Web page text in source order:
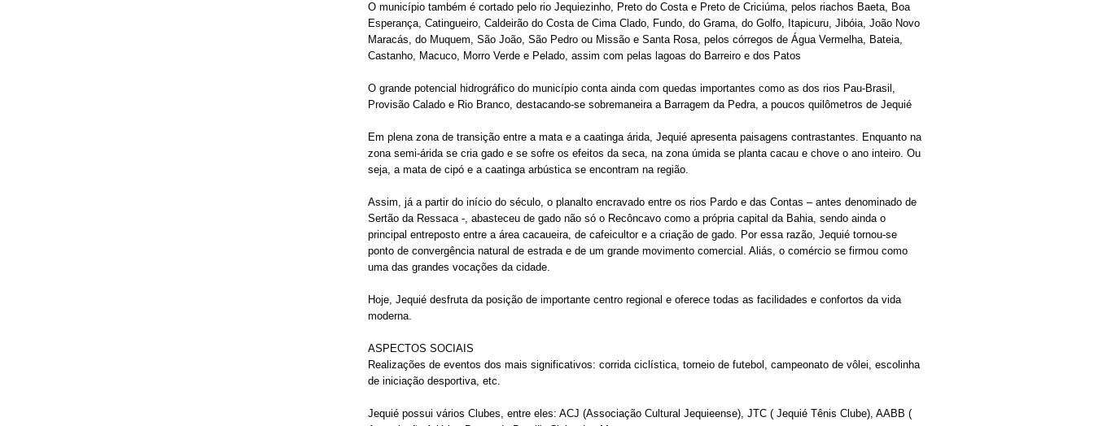
O município também é cortado pelo rio Jequiezinho, Preto do Costa e Preto de Criciúma, pelos riachos Baeta, Boa
Esperança, Catingueiro, Caldeirão do Costa de Cima Clado, Fundo, do Grama, do Golfo, Itapicuru, Jibóia, João Novo
Maracás, do Muquem, São João, São Pedro ou Missão e Santa Rosa, pelos córregos de Água Vermelha, Bateia,
Castanho, Macuco, Morro Verde e Pelado, assim com pelas lagoas do Barreiro e dos Patos
O grande potencial hidrográfico do município conta ainda com quedas importantes como as dos rios Pau-Brasil,
Provisão Calado e Rio Branco, destacando-se sobremaneira a Barragem da Pedra, a poucos quilômetros de Jequié
Em plena zona de transição entre a mata e a caatinga árida, Jequié apresenta paisagens contrastantes. Enquanto na
zona semi-árida se cria gado e se sofre os efeitos da seca, na zona úmida se planta cacau e chove o ano inteiro. Ou
seja, a mata de cipó e a caatinga arbústica se encontram na região.
Assim, já a partir do início do século, o planalto encravado entre os rios Pardo e das Contas – antes denominado de
Sertão da Ressaca -, abasteceu de gado não só o Recôncavo como a própria capital da Bahia, sendo ainda o
principal entreposto entre a área cacaueira, de cafeicultor e a criação de gado. Por essa razão, Jequié tornou-se
ponto de convergência natural de estrada e de um grande movimento comercial. Aliás, o comércio se firmou como
uma das grandes vocações da cidade.
Hoje, Jequié desfruta da posição de importante centro regional e oferece todas as facilidades e confortos da vida
moderna.
ASPECTOS SOCIAIS
Realizações de eventos dos mais significativos: corrida ciclística, torneio de futebol, campeonato de vôlei, escolinha
de iniciação desportiva, etc.
Jequié possui vários Clubes, entre eles: ACJ (Associação Cultural Jequieense), JTC ( Jequié Tênis Clube), AABB (